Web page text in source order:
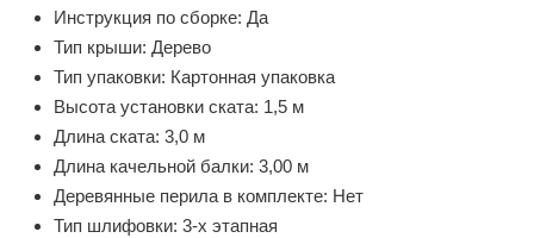
Инструкция по сборке: Да
Тип крыши: Дерево
Тип упаковки: Картонная упаковка
Высота установки ската: 1,5 м
Длина ската: 3,0 м
Длина качельной балки: 3,00 м
Деревянные перила в комплекте: Нет
Тип шлифовки: 3-х этапная